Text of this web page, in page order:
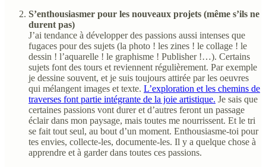
S’enthousiasmer pour les nouveaux projets (même s’ils ne
durent pas)
J’ai tendance à développer des passions aussi intenses que
fugaces pour des sujets (la photo ! les zines ! le collage ! le
dessin ! l’aquarelle ! le graphisme ! Publisher !…). Certains
sujets font des tours et reviennent régulièrement. Par exemple
je dessine souvent, et je suis toujours attirée par les oeuvres
qui mélangent images et texte. L’exploration et les chemins de
traverses font partie intégrante de la joie artistique. Je sais que
certaines passions vont durer et d’autres feront un passage
éclair dans mon paysage, mais toutes me nourrissent. Et le tri
se fait tout seul, au bout d’un moment. Enthousiasme-toi pour
tes envies, collecte-les, documente-les. Il y a quelque chose à
apprendre et à garder dans toutes ces passions.